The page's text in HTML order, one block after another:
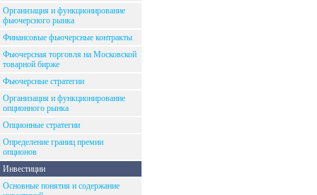
Организация и функционирование
фьючерсного рынка
Финансовые фьючерсные контракты
Фьючерсная торговля на Московской
товарной бирже
Фьючерсные стратегии
Организация и функционирование
опционного рынка
Опционные стратегии
Определение границ премии
опционов
Инвестиции
Основные понятия и содержание